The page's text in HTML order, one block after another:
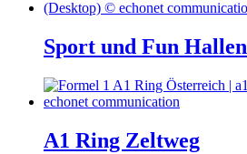
Sport und Fun Hallen
A1 Ring Zeltweg